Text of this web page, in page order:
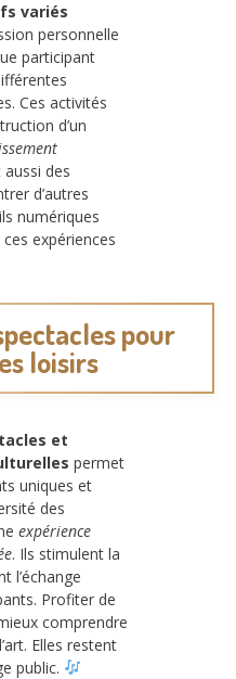
variés
personnelle
participant
Ces activités
d’un
aussi des
d’autres
numériques
expériences
pour
loisirs
et
permet
uniques et
des
expérience
. Ils stimulent la
l’échange
Profiter de
comprendre
Elles restent
public.